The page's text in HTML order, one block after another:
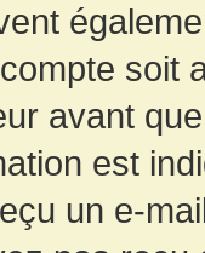
soit
avant
est
un e-